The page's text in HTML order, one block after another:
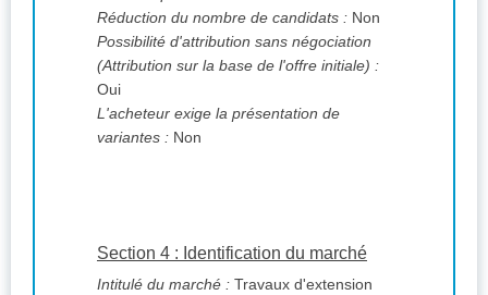
Réduction du nombre de candidats : Non
Possibilité d'attribution sans négociation
(Attribution sur la base de l'offre initiale) :
Oui
L'acheteur exige la présentation de
variantes : Non
Section 4 : Identification du marché
Intitulé du marché : Travaux d'extension